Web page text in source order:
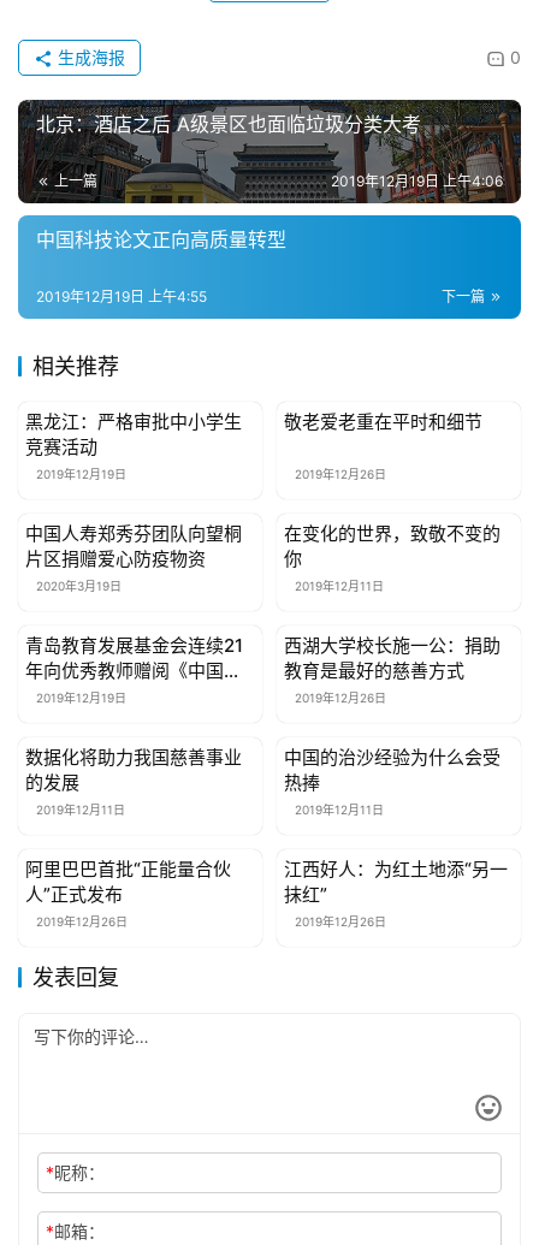
综
艺
房
产
家
具
母
婴
子
女
性
尚
健
资
讯
关
于
我
联
系
们
0
生成海报
北京：酒店之后 A级景区也面临垃圾分类大考
上一篇 2019年12月19日 上午4:06
中国科技论文正向高质量转型
下一篇
2019年12月19日 上午4:55
相关推荐
公益资讯
黑龙江：严格审批中小学生
竞赛活动
2019年12月19日
公益资讯
敬老爱老重在平时和细节
2019年12月26日
公益资讯
中国人寿郑秀芬团队向望桐
片区捐赠爱心防疫物资
2020年3月19日
公益资讯
在变化的世界，致敬不变的
你
2019年12月11日
公益资讯
青岛教育发展基金会连续21
年向优秀教师赠阅《中国教
育报》
2019年12月19日
公益资讯
西湖大学校长施一公：捐助
教育是最好的慈善方式
2019年12月26日
公益资讯
数据化将助力我国慈善事业
的发展
2019年12月11日
公益资讯
中国的治沙经验为什么会受
热捧
2019年12月11日
公益资讯
阿里巴巴首批“正能量合伙
人”正式发布
2019年12月26日
公益资讯
江西好人：为红土地添“另一
抹红”
2019年12月26日
发表回复
*昵称：
*邮箱：